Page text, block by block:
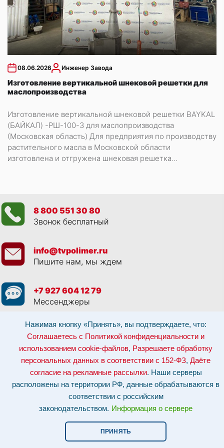
Нажимая кнопку «Принять», вы подтверждаете, что:
Соглашаетесь с Политикой конфиденциальности и
использованием cookie-файлов, Разрешаете обработку
персональных данных в соответствии с 152-ФЗ, Даёте
согласие на рекламные рассылки. Наши серверы
расположены на территории РФ, данные обрабатываются в
соответствии с российским
законодательством. Информация о сервере
ПРИНЯТЬ
08.06.2026 Инженер Завода
Изготовление вертикальной шнековой решетки для
маслопроизводства
Изготовление вертикальной шнековой решетки BAYKAL
(БАЙКАЛ) -РШ-100-3 для маслопроизводства
(Московская область) Для предприятия по производству
растительного масла в Московской области
изготовлена и отгружена шнековая решетка...
8 800 551 30 80
Звонок бесплатный
info@tvpolimer.ru
Пишите нам, мы ждем
+7 927 604 12 79
Мессенджеры
Просматривая данный веб сайт, и обращаясь к нам, вы:Соглашаетесь с
Политикой конфиденциальности и использованием cookie-файлов,
Разрешаете обработку персональных данных в соответствии с 152-ФЗ
Даёте согласие на рекламные рассылки.
Отозвать согласие на обработку персональных данных: по эл-почте:
info@tvpolimer.ru| по телефону8 800 551 30 80
Наши серверы расположены на территории РФ, данные обрабатываются в
соответствии с российским законодательством.Информация о сервере и
Сайт носит исключительно информационный характер и не является